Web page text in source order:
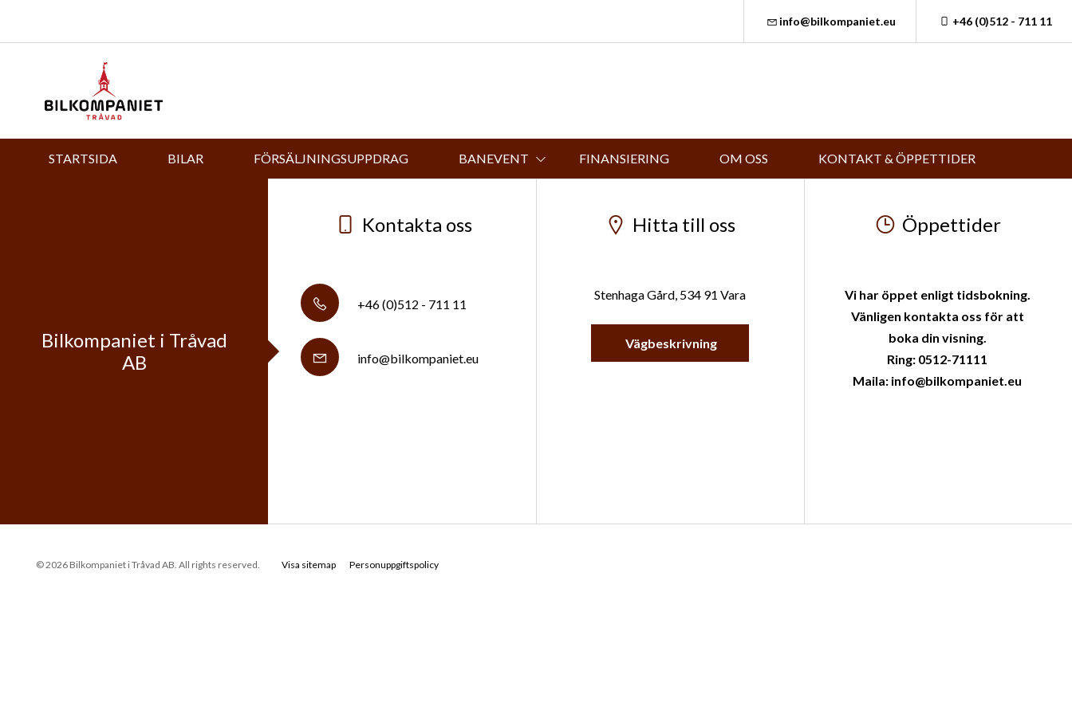
info@bilkompaniet.eu +46 (0)512 - 711 11
STARTSIDA BILAR FÖRSÄLJNINGSUPPDRAG BANEVENT FINANSIERING OM OSS KONTAKT & ÖPPETTIDER
Bilkompaniet i Tråvad
AB
Kontakta oss
+46 (0)512 - 711 11
info@bilkompaniet.eu
Hitta till oss
Stenhaga Gård, 534 91 Vara
Vägbeskrivning
Öppettider
Vi har öppet enligt tidsbokning.
Vänligen kontakta oss för att
boka din visning.
Ring: 0512-71111
Maila: info@bilkompaniet.eu
© 2026 Bilkompaniet i Tråvad AB. All rights reserved. Visa sitemap Personuppgiftspolicy